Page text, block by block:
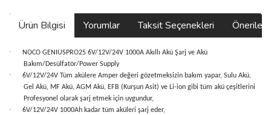
Ürün Bilgisi Yorumlar Taksit Seçenekleri
·
NOCO GENIUSPRO25 6V/12V/24V 1000A Akıllı Akü Şarj ve Akü
Bakım/Desülfatör/Power Supply
·
6V/12V/24V Tüm akülere Amper değeri gözetmeksizin bakım yapar, Sulu Akü,
Gel Akü, MF Akü, AGM Akü, EFB (Kurşun Asit) ve Li-ion gibi tüm akü çeşitlerini
Profesyonel olarak şarj etmek için uygundur,
· 6V/12V/24V 1000Ah kadar tüm aküleri şarj eder,